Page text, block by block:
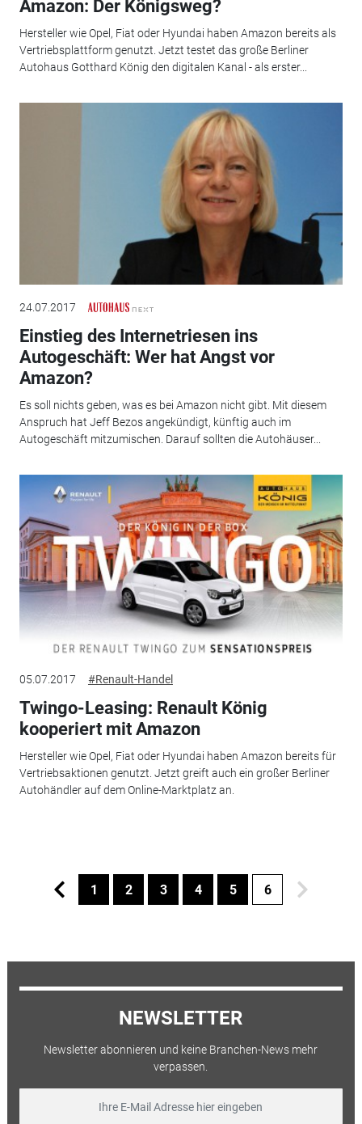
Amazon: Der Königsweg?
Hersteller wie Opel, Fiat oder Hyundai haben Amazon bereits als
Vertriebsplattform genutzt. Jetzt testet das große Berliner
Autohaus Gotthard König den digitalen Kanal - als erster...
24.07.2017
Einstieg des Internetriesen ins
Autogeschäft: Wer hat Angst vor
Amazon?
Es soll nichts geben, was es bei Amazon nicht gibt. Mit diesem
Anspruch hat Jeff Bezos angekündigt, künftig auch im
Autogeschäft mitzumischen. Darauf sollten die Autohäuser...
05.07.2017 #Renault-Handel
Twingo-Leasing: Renault König
kooperiert mit Amazon
Hersteller wie Opel, Fiat oder Hyundai haben Amazon bereits für
Vertriebsaktionen genutzt. Jetzt greift auch ein großer Berliner
Autohändler auf dem Online-Marktplatz an.
1 2 3 4 5 6
NEWSLETTER
Newsletter abonnieren und keine Branchen-News mehr
verpassen.